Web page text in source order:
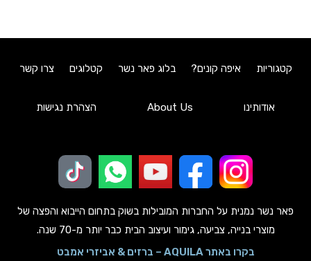
קטגוריות איפה קונים? בלוג פאר נשר קטלוגים צרו קשר
אודותינו About Us הצהרת נגישות
פאר נשר נמנית על החברות המובילות בשוק בתחום הייבוא והפצה של
מוצרי בנייה, צביעה, גימור ועיצוב הבית כבר יותר מ-70 שנה.
בקרו באתר AQUILA – ברזים & אביזרי אמבט